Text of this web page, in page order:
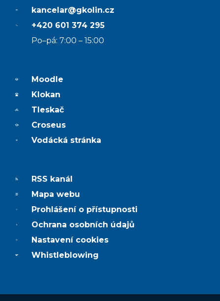
kancelar@gkolin.cz
+420 601 374 295
Po–pá: 7:00 – 15:00
Moodle
Klokan
Tleskač
Croseus
Vodácká stránka
RSS kanál
Mapa webu
Prohlášení o přístupnosti
Ochrana osobních údajů
Nastavení cookies
Whistleblowing